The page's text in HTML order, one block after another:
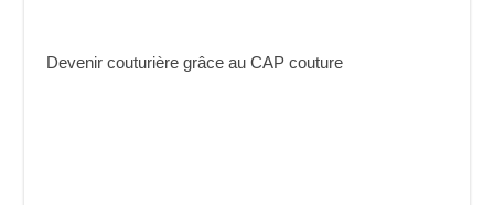
Devenir couturière grâce au CAP couture